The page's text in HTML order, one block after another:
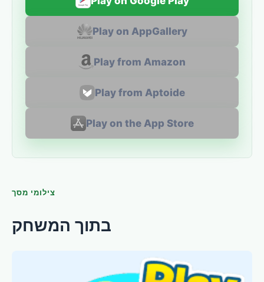
Play on AppGallery
Play from Amazon
Play from Aptoide
Play on the App Store
צילומי מסך
בתוך המשחק